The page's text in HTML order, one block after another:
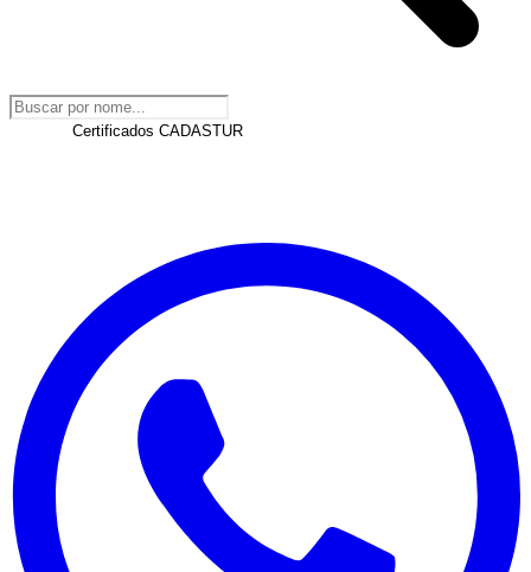
Certificados CADASTUR